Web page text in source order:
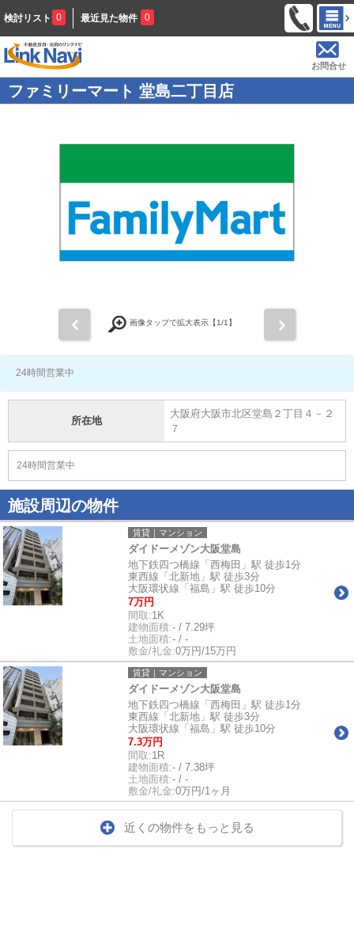
検討リスト 0 最近見た物件 0
お問合せ
ファミリーマート 堂島二丁目店
画像タップで拡大表示【1/1】
24時間営業中
所在地
大阪府大阪市北区堂島２丁目４－２
７
24時間営業中
施設周辺の物件
賃貸｜マンション
ダイドーメゾン大阪堂島
地下鉄四つ橋線「西梅田」駅 徒歩1分
東西線「北新地」駅 徒歩3分
大阪環状線「福島」駅 徒歩10分
7万円
間取:1K
建物面積:- / 7.29坪
土地面積:- / -
敷金/礼金:0万円/15万円
賃貸｜マンション
ダイドーメゾン大阪堂島
地下鉄四つ橋線「西梅田」駅 徒歩1分
東西線「北新地」駅 徒歩3分
大阪環状線「福島」駅 徒歩10分
7.3万円
間取:1R
建物面積:- / 7.38坪
土地面積:- / -
敷金/礼金:0万円/1ヶ月
近くの物件をもっと見る